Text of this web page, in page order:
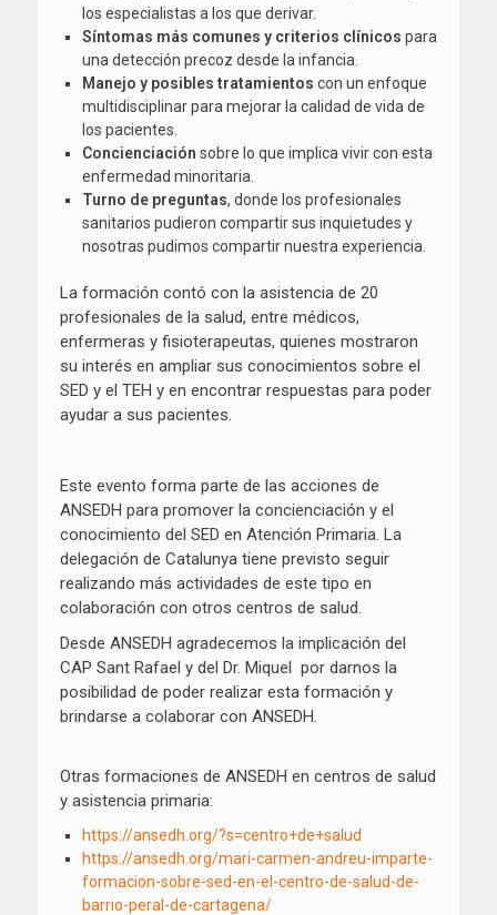
los especialistas a los que derivar.
Síntomas más comunes y criterios clínicos para
una detección precoz desde la infancia.
Manejo y posibles tratamientos con un enfoque
multidisciplinar para mejorar la calidad de vida de
los pacientes.
Concienciación sobre lo que implica vivir con esta
enfermedad minoritaria.
Turno de preguntas, donde los profesionales
sanitarios pudieron compartir sus inquietudes y
nosotras pudimos compartir nuestra experiencia.
La formación contó con la asistencia de 20
profesionales de la salud, entre médicos,
enfermeras y fisioterapeutas, quienes mostraron
su interés en ampliar sus conocimientos sobre el
SED y el TEH y en encontrar respuestas para poder
ayudar a sus pacientes.
Este evento forma parte de las acciones de
ANSEDH para promover la concienciación y el
conocimiento del SED en Atención Primaria. La
delegación de Catalunya tiene previsto seguir
realizando más actividades de este tipo en
colaboración con otros centros de salud.
Desde ANSEDH agradecemos la implicación del
CAP Sant Rafael y del Dr. Miquel por darnos la
posibilidad de poder realizar esta formación y
brindarse a colaborar con ANSEDH.
Otras formaciones de ANSEDH en centros de salud
y asistencia primaria:
https://ansedh.org/?s=centro+de+salud
https://ansedh.org/mari-carmen-andreu-imparte-
formacion-sobre-sed-en-el-centro-de-salud-de-
barrio-peral-de-cartagena/